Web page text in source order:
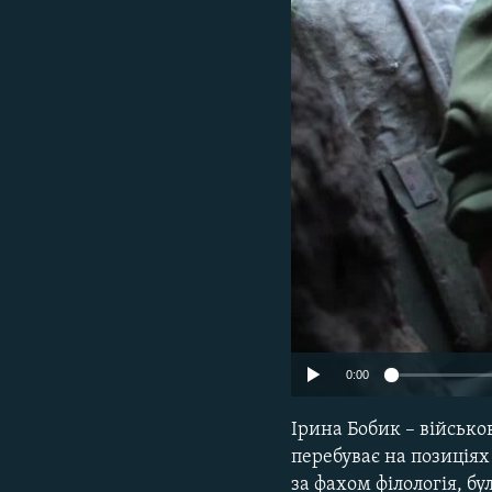
0:00
Ірина Бобик –
перебуває на
за фахом філологія,